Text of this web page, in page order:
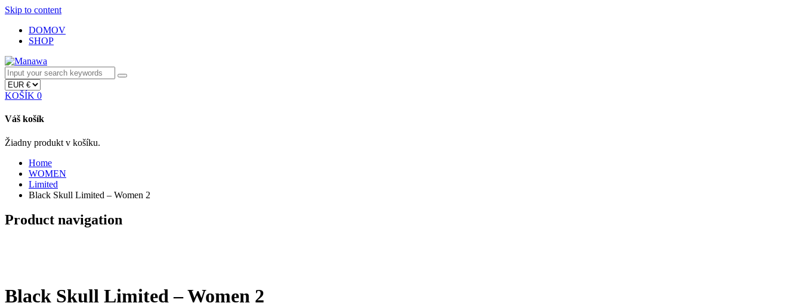
Skip to content
DOMOV
SHOP
KOŠÍK 0
Váš košík
Žiadny produkt v košíku.
Home
WOMEN
Limited
Black Skull Limited – Women 2
Product navigation
Black Skull Limited – Women 2